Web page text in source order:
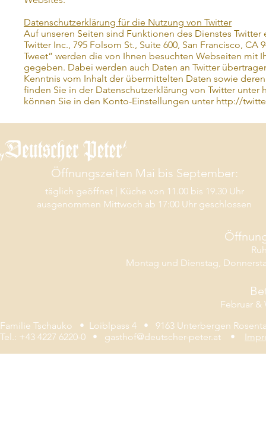
Datenschutzerklärung für die Nutzung von Twitter
Auf unseren Seiten sind Funktionen des Dienstes
Twitter Inc., 795 Folsom St., Suite 600, San Francisco,
Tweet” werden die von Ihnen besuchten Webseiten mit
gegeben. Dabei werden auch Daten an Twitter
Kenntnis vom Inhalt der übermittelten Daten sowie
finden Sie in der Datenschutzerklärung von Twitter unter
können Sie in den Konto-Einstellungen unter http://
Öffnungszeiten Mai bis September:
täglich geöffnet | Küche von 11.00 bis 19.30 Uhr
ausgenommen Mittwoch ab 17:00 Uhr geschlossen
Montag und Dienstag,
Februar &
Familie Tschauko • Loiblpass 4 • 9163 Unterbergen
Tel.: +43 4227 6220-0 • gasthof@deutscher-peter.at •